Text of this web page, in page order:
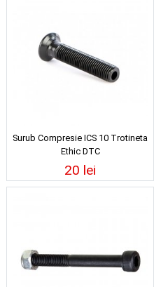
Surub Compresie ICS 10 Trotineta
Ethic DTC
20 lei